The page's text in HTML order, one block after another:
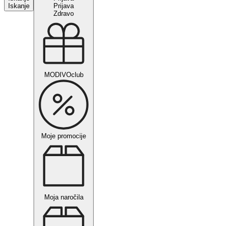
Iskanje
Prijava
Zdravo
MODIVOclub
Moje promocije
Moja naročila